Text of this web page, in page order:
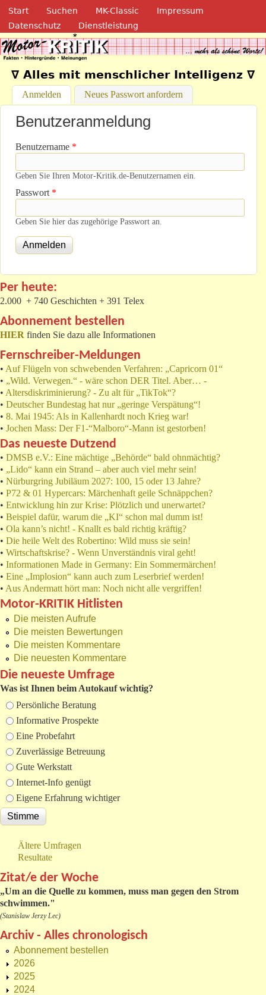
Direkt zum Inhalt
Navigation
Start Suchen MK-Classic
Impressum
Datenschutz
Dienstleistung
Motor-Kritik.de
∇ Alles mit menschlicher Intelligenz ∇
Anmelden (aktiver Reiter)
Neues Passwort anfordern
Benutzeranmeldung
Benutzername *
Geben Sie Ihren Motor-Kritik.de-Benutzernamen ein.
Passwort *
Geben Sie hier das zugehörige Passwort an.
Per heute:
2.000 + 740 Geschichten + 391 Telex
Abonnement bestellen
HIER finden Sie dazu alle Informationen
Fernschreiber-Meldungen
• Auf Flügeln von schwebenden Verfahren: „Capricorn 01“
• „Wild. Verwegen.“ - wäre schon DER Titel. Aber… -
• Altersdiskriminierung? - Zu alt für „TikTok“?
• Deutscher Bundestag hat nur „geringe Verspätung“!
• 8. Mai 1945: Als in Kallenhardt noch Krieg war!
• Jochen Mass: Der F1-“Malboro“-Mann ist gestorben!
Das neueste Dutzend
• DMSB e.V.: Eine mächtige „Behörde“ bald ohnmächtig?
• „Lido“ kann ein Strand – aber auch viel mehr sein!
• Nürburgring Jubiläum 2027: 100, 15 oder 13 Jahre?
• P72 & 01 Hypercars: Märchenhaft geile Schnäppchen?
• Entwicklung hin zur Krise: Plötzlich und unerwartet?
• Beispiel dafür, warum die „KI“ schon mal dumm ist!
• Ola kann’s nicht! - Knallt es bald richtig kräftig?
• Die heile Welt des Robertino: Wild muss sie sein!
• Wirtschaftskrise? - Wenn Unverständnis viral geht!
• Informationen Made in Germany: Ein Sommermärchen!
• Eine „Implosion“ kann auch zum Leserbrief werden!
• Aus Andermatt hört man: Noch nicht alle vergriffen!
Motor-KRITIK Hitlisten
Die meisten Aufrufe
Die meisten Bewertungen
Die meisten Kommentare
Die neuesten Kommentare
Die neueste Umfrage
Was ist Ihnen beim Autokauf wichtig?
Auswahlmöglichkeiten
Persönliche Beratung
Informative Prospekte
Eine Probefahrt
Zuverlässige Betreuung
Gute Werkstatt
Internet-Info genügt
Eigene Erfahrung wichtiger
Ältere Umfragen
Resultate
Zitat/e der Woche
„Um an die Quelle zu kommen, muss man gegen den Strom
schwimmen."
(Stanislaw Jerzy Lec)
Archiv - Alles chronologisch
Abonnement bestellen
2026
2025
2024